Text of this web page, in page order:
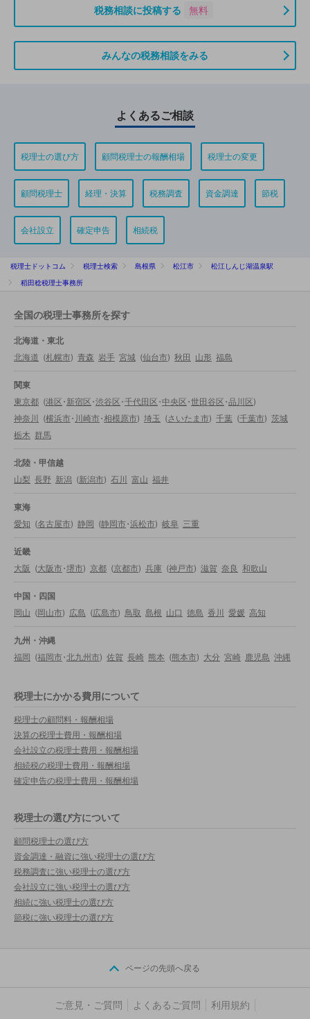
税務相談に投稿する 無料
みんなの税務相談をみる
よくあるご相談
税理士の選び方 顧問税理士の報酬相場 税理士の変更
顧問税理士 経理・決算 税務調査 資金調達 節税
会社設立 確定申告 相続税
税理士ドットコム 税理士検索 島根県 松江市
松江しんじ湖温泉駅
稻田稔税理士事務所
全国の税理士事務所を探す
北海道・東北
北海道 (札幌市) 青森 岩手 宮城 (仙台市) 秋田 山形 福島
関東
東京都 (港区・新宿区・渋谷区・千代田区・中央区・世田谷区・品川区)
神奈川
(横浜市・川崎市・相模原市) 埼玉 (さいたま市) 千葉 (千葉市) 茨城
栃木 群馬
北陸・甲信越
山梨 長野 新潟 (新潟市) 石川 富山 福井
東海
愛知 (名古屋市) 静岡 (静岡市・浜松市) 岐阜 三重
近畿
大阪 (大阪市・堺市) 京都 (京都市) 兵庫 (神戸市) 滋賀 奈良 和歌山
中国・四国
岡山 (岡山市) 広島 (広島市) 鳥取 島根 山口 徳島 香川 愛媛 高知
九州・沖縄
福岡 (福岡市・北九州市) 佐賀 長崎 熊本 (熊本市) 大分 宮崎 鹿児島 沖縄
税理士にかかる費用について
税理士の顧問料・報酬相場
決算の税理士費用・報酬相場
会社設立の税理士費用・報酬相場
相続税の税理士費用・報酬相場
確定申告の税理士費用・報酬相場
税理士の選び方について
顧問税理士の選び方
資金調達・融資に強い税理士の選び方
税務調査に強い税理士の選び方
会社設立に強い税理士の選び方
相続に強い税理士の選び方
節税に強い税理士の選び方
ページの先頭へ戻る
ご意見・ご質問 よくあるご質問 利用規約